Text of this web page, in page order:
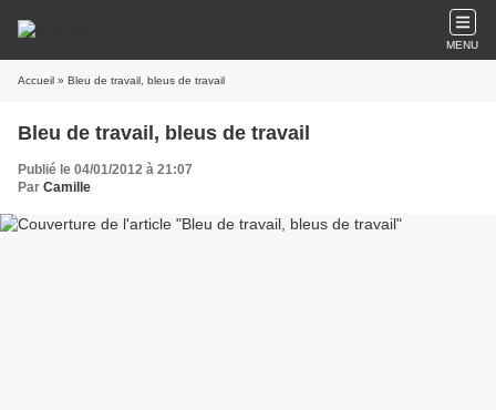
MENU
Accueil » Bleu de travail, bleus de travail
Bleu de travail, bleus de travail
Publié le 04/01/2012 à 21:07
Par Camille